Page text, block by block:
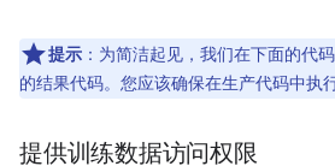
提示 ：为简洁起见，我们在下面的代
的结果代码。您应该确保在生产代码中执
提供训练数据访问权限